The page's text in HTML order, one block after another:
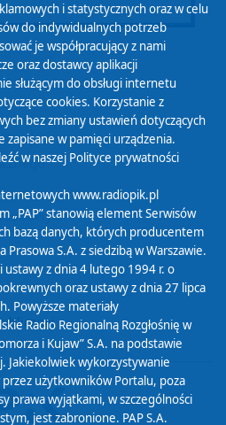
i statystycznych oraz w celu
do indywidualnych potrzeb
je współpracujący z nami
oraz dostawcy aplikacji
służącym do obsługi internetu
cookies. Korzystanie z
bez zmiany ustawień dotyczących
zapisane w pamięci urządzenia.
w naszej Polityce prywatności
www.radiopik.pl
„PAP” stanowią element Serwisów
bazą danych, których producentem
Prasowa S.A. z siedzibą w Warszawie.
z dnia 4 lutego 1994 r. o
oraz ustawy z dnia 27 lipca
Powyższe materiały
Radio Regionalną Rozgłośnię w
i Kujaw” S.A. na podstawie
Jakiekolwiek wykorzystywanie
użytkowników Portalu, poza
prawa wyjątkami, w szczególności
jest zabronione. PAP S.A.